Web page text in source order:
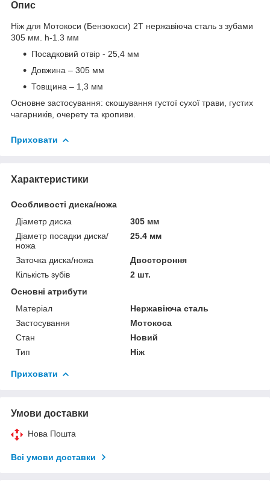
Опис
Ніж для Мотокоси (Бензокоси) 2Т нержавіюча сталь з зубами
305 мм. h-1.3 мм
Посадковий отвір - 25,4 мм
Довжина – 305 мм
Товщина – 1,3 мм
Основне застосування: скошування густої сухої трави, густих
чагарників, очерету та кропиви.
Приховати
Характеристики
Особливості диска/ножа
Діаметр диска
305 мм
Діаметр посадки диска/
ножа
25.4 мм
Заточка диска/ножа
Двостороння
Кількість зубів
2 шт.
Основні атрибути
Матеріал
Нержавіюча сталь
Застосування
Мотокоса
Стан
Новий
Тип
Ніж
Приховати
Умови доставки
Нова Пошта
Всі умови доставки